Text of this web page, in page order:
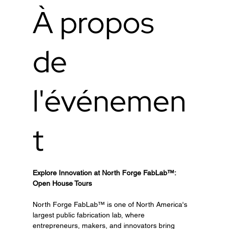
À propos
de
l'événemen
t
Explore Innovation at North Forge FabLab™:
Open House Tours
North Forge FabLab™ is one of North America's
largest public fabrication lab, where
entrepreneurs, makers, and innovators bring